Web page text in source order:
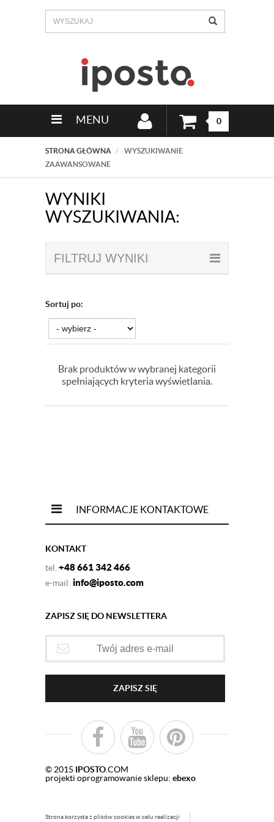
MENU 0
STRONA GŁÓWNA
WYSZUKIWANIE
ZAAWANSOWANE
WYNIKI
WYSZUKIWANIA:
FILTRUJ WYNIKI
Sortuj po:
Brak produktów w wybranej kategorii
spełniających kryteria wyświetlania.
INFORMACJE KONTAKTOWE
KONTAKT
tel. +48 661 342 466
e-mail: info@iposto.com
ZAPISZ SIĘ DO NEWSLETTERA
ZAPISZ SIĘ
© 2015 IPOSTO.COM
projekti oprogramowanie sklepu: ebexo
Strona korzysta z plików cookies w celu realizacji